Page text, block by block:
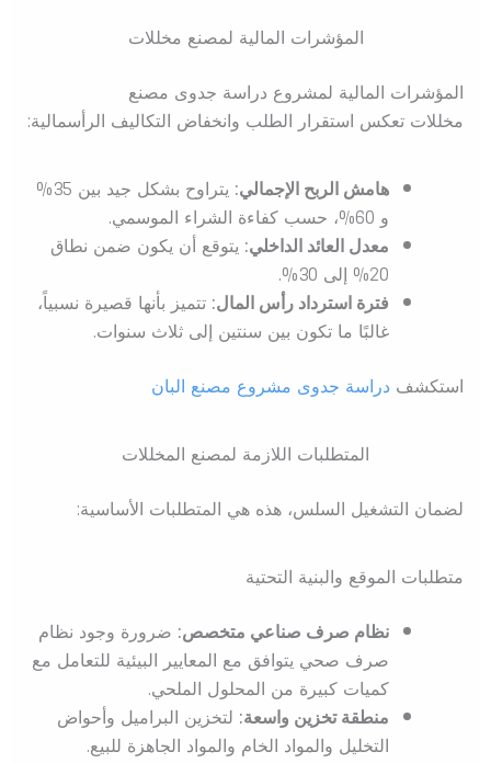
المؤشرات المالية لمصنع مخللات
المؤشرات المالية لمشروع دراسة جدوى مصنع
مخللات تعكس استقرار الطلب وانخفاض التكاليف الرأسمالية:
هامش الربح الإجمالي:
يتراوح بشكل جيد بين 35%
و 60%، حسب كفاءة الشراء الموسمي.
معدل العائد الداخلي:يتوقع أن يكون ضمن نطاق
20% إلى 30%.
فترة استرداد رأس المال:تتميز بأنها قصيرة نسبياً،
غالبًا ما تكون بين سنتين إلى ثلاث سنوات.
استكشف دراسة جدوى مشروع مصنع البان
المتطلبات اللازمة لمصنع المخللات
لضمان التشغيل السلس، هذه هي المتطلبات الأساسية:
متطلبات الموقع والبنية التحتية
نظام صرف صناعي متخصص:ضرورة وجود نظام
صرف صحي يتوافق مع المعايير البيئية للتعامل مع
كميات كبيرة من المحلول الملحي.
منطقة تخزين واسعة:لتخزين البراميل وأحواض
التخليل والمواد الخام والمواد الجاهزة للبيع.